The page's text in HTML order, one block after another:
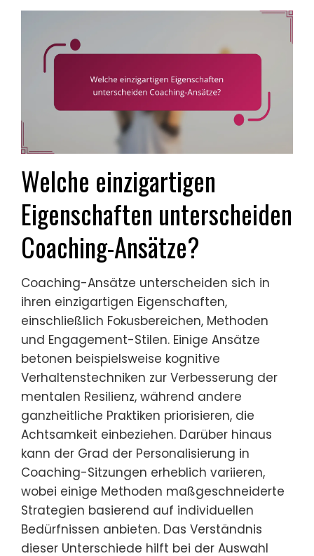
Welche einzigartigen
Eigenschaften unterscheiden
Coaching-Ansätze?
Coaching-Ansätze unterscheiden sich in
ihren einzigartigen Eigenschaften,
einschließlich Fokusbereichen, Methoden
und Engagement-Stilen. Einige Ansätze
betonen beispielsweise kognitive
Verhaltenstechniken zur Verbesserung der
mentalen Resilienz, während andere
ganzheitliche Praktiken priorisieren, die
Achtsamkeit einbeziehen. Darüber hinaus
kann der Grad der Personalisierung in
Coaching-Sitzungen erheblich variieren,
wobei einige Methoden maßgeschneiderte
Strategien basierend auf individuellen
Bedürfnissen anbieten. Das Verständnis
dieser Unterschiede hilft bei der Auswahl